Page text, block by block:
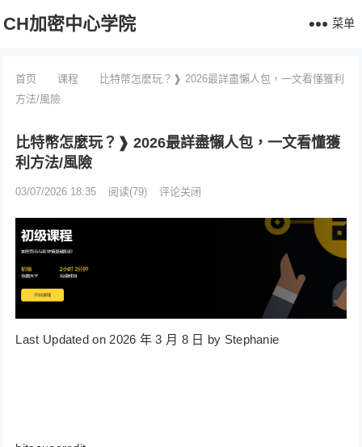
CH加密中心学院 菜单
首页 课程
比特幣怎麼玩？❱ 2026最詳盡懶人包，一文看懂獲利
方法/風險
比特幣怎麼玩？❱ 2026最詳盡懶人包，一文看懂獲
利方法/風險
03/07/2026 18:35 阅读(79) 评论关闭
Last Updated on 2026 年 3 月 8 日 by Stephanie